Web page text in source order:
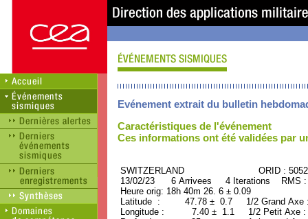
Evénement extrait du bulletin
Caractéristiques de l'événement
Ces informations ont été validées par
SWITZERLAND ORID :
13/02/23 6 Arrivees 4 Iterations RMS
Heure orig: 18h 40m 26. 6 ± 0.09
Latitude : 47.78 ± 0.7 1/2 Grand
Longitude : 7.40 ± 1.1 1/2 Petit Axe